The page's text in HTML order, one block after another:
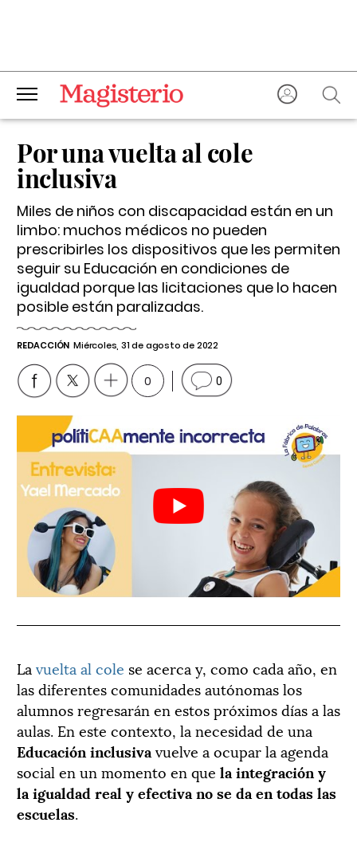
Por una vuelta al cole
inclusiva
Miles de niños con discapacidad están en un
limbo: muchos médicos no pueden
prescribirles los dispositivos que les permiten
seguir su Educación en condiciones de
igualdad porque las licitaciones que lo hacen
posible están paralizadas.
REDACCIÓN Miércoles, 31 de agosto de 2022
0 0
La vuelta al cole se acerca y, como cada año, en
las diferentes comunidades autónomas los
alumnos regresarán en estos próximos días a las
aulas. En este contexto, la necesidad de una
Educación inclusiva vuelve a ocupar la agenda
social en un momento en que la integración y
la igualdad real y efectiva no se da en todas las
escuelas.